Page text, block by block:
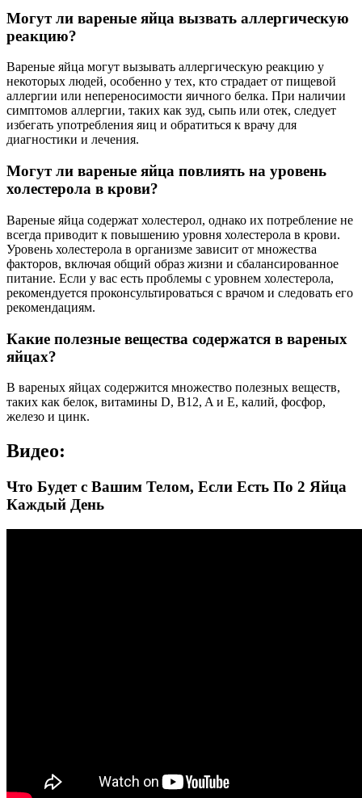
Могут ли вареные яйца вызвать аллергическую
реакцию?
Вареные яйца могут вызывать аллергическую реакцию у
некоторых людей, особенно у тех, кто страдает от пищевой
аллергии или непереносимости яичного белка. При наличии
симптомов аллергии, таких как зуд, сыпь или отек, следует
избегать употребления яиц и обратиться к врачу для
диагностики и лечения.
Могут ли вареные яйца повлиять на уровень
холестерола в крови?
Вареные яйца содержат холестерол, однако их потребление не
всегда приводит к повышению уровня холестерола в крови.
Уровень холестерола в организме зависит от множества
факторов, включая общий образ жизни и сбалансированное
питание. Если у вас есть проблемы с уровнем холестерола,
рекомендуется проконсультироваться с врачом и следовать его
рекомендациям.
Какие полезные вещества содержатся в вареных
яйцах?
В вареных яйцах содержится множество полезных веществ,
таких как белок, витамины D, B12, A и E, калий, фосфор,
железо и цинк.
Видео:
Что Будет с Вашим Телом, Если Есть По 2 Яйца
Каждый День